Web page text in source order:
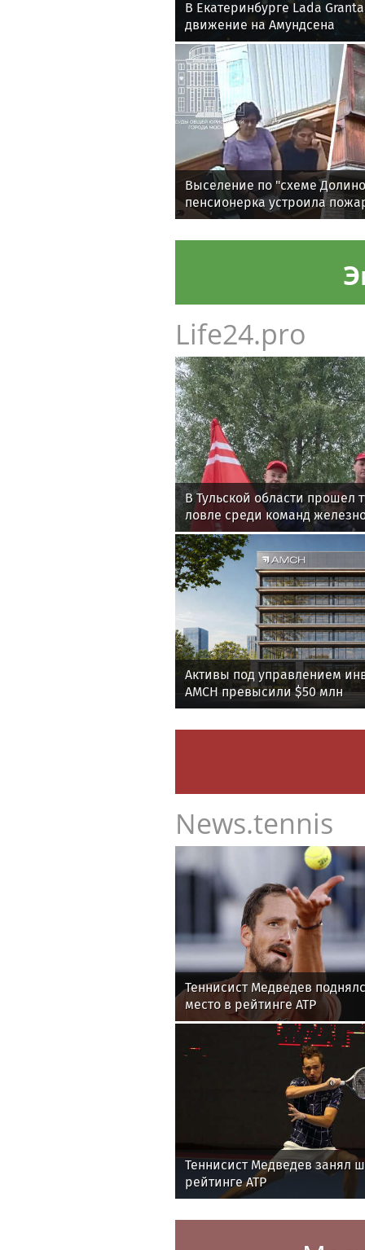
В Екатеринбурге Lada
движение на Амундсена
Выселение по "схеме
пенсионерка устроила
приставов
Life24.pro
В Тульской области прошел
ловле среди команд
Активы под управлением
AMCH превысили $50 млн
News.tennis
Теннисист Медведев
место в рейтинге ATP
Теннисист Медведев занял
рейтинге ATP